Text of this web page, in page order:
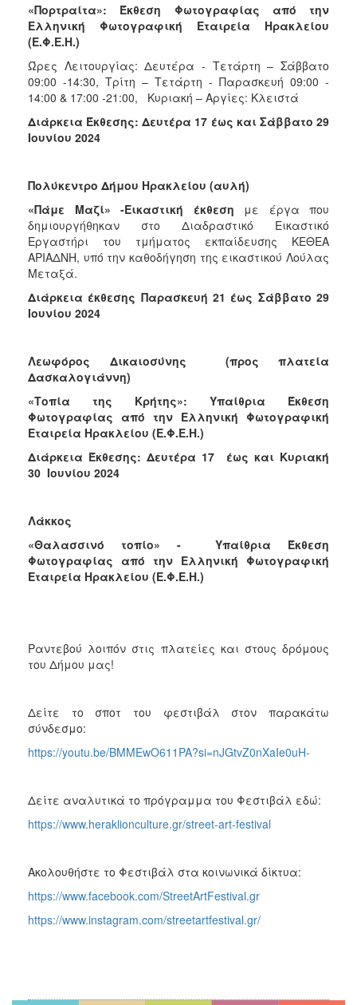
«Πορτραίτα»: Έκθεση Φωτογραφίας από την
Ελληνική Φωτογραφική Εταιρεία Ηρακλείου
(Ε.Φ.Ε.Η.)
Ώρες Λειτουργίας: Δευτέρα - Τετάρτη – Σάββατο
09:00 -14:30, Τρίτη – Τετάρτη - Παρασκευή 09:00 -
14:00 & 17:00 -21:00, Κυριακή – Αργίες: Κλειστά
Διάρκεια Έκθεσης: Δευτέρα 17 έως και Σάββατο 29
Ιουνίου 2024
Πολύκεντρο Δήμου Ηρακλείου (αυλή)
«Πάμε Μαζί» -Εικαστική έκθεση με έργα που
δημιουργήθηκαν στο Διαδραστικό Εικαστικό
Εργαστήρι του τμήματος εκπαίδευσης ΚΕΘΕΑ
ΑΡΙΑΔΝΗ, υπό την καθοδήγηση της εικαστικού Λούλας
Μεταξά.
Διάρκεια έκθεσης Παρασκευή 21 έως Σάββατο 29
Ιουνίου 2024
Λεωφόρος Δικαιοσύνης
(προς πλατεία
Δασκαλογιάννη)
«Τοπία της Κρήτης»: Υπαίθρια Έκθεση
Φωτογραφίας από την Ελληνική Φωτογραφική
Εταιρεία Ηρακλείου (Ε.Φ.Ε.Η.)
Διάρκεια Έκθεσης: Δευτέρα 17 έως και Κυριακή
30 Ιουνίου 2024
Λάκκος
«Θαλασσινό τοπίο» - Υπαίθρια Έκθεση
Φωτογραφίας από την Ελληνική Φωτογραφική
Εταιρεία Ηρακλείου (Ε.Φ.Ε.Η.)
Ραντεβού λοιπόν στις πλατείες και στους δρόμους
του Δήμου μας!
Δείτε το σποτ του φεστιβάλ στον παρακάτω
σύνδεσμο:
https://youtu.be/BMMEwO611PA?si=nJGtvZ0nXaIe0uH-
Δείτε αναλυτικά το πρόγραμμα του Φεστιβάλ εδώ:
https://www.heraklionculture.gr/street-art-festival
Ακολουθήστε το Φεστιβάλ στα κοινωνικά δίκτυα:
https://www.facebook.com/StreetArtFestival.gr
https://www.instagram.com/streetartfestival.gr/